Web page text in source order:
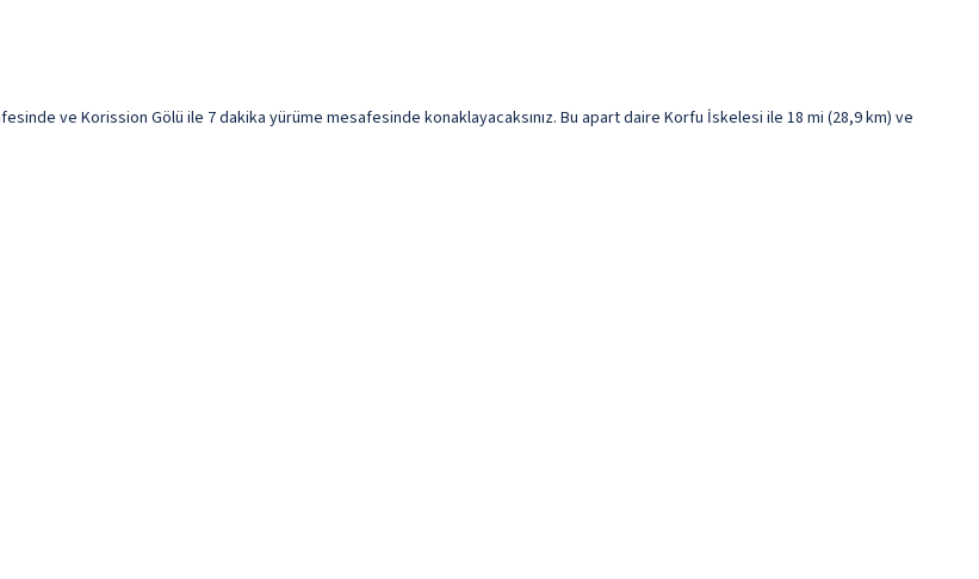
ve Korission Gölü ile 7 dakika yürüme mesafesinde konaklayacaksınız. Bu apart daire Korfu İskelesi ile 18 mi (28,9 km) ve